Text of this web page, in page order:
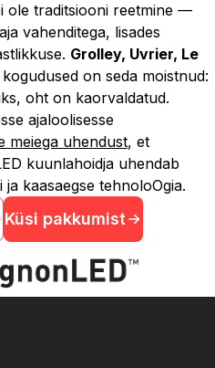
ole traditsiooni reetmine —
vahenditega, lisades
Grolley, Uvrier, Le
kogudused on seda moistnud:
oht on kaorvaldatud.
ajaloolisesse
meiega uhendust, et
kuunlahoidja uhendab
kaasaegse tehnoloOgia.
Küsi pakkumist